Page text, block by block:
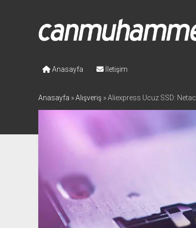
Canmuhammed.com
Anasayfa İletişim
Anasayfa »Alışveriş»Aliexpress Ucuz SSD: Netac